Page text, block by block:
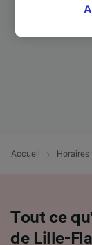
Accueil Horaires
Tout ce
de Lille-
cliquant
externes,